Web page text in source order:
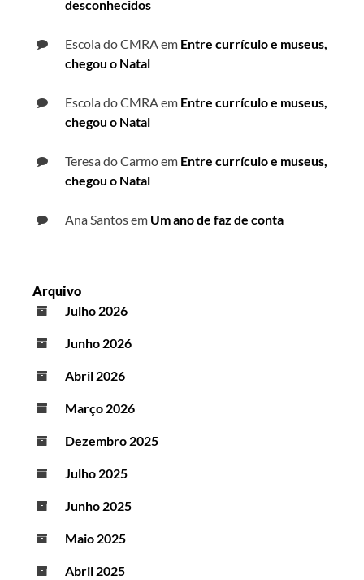
desconhecidos
Escola do CMRAem Entre currículo e museus,
chegou o Natal
Escola do CMRAem Entre currículo e museus,
chegou o Natal
Teresa do Carmoem Entre currículo e museus,
chegou o Natal
Ana Santosem Um ano de faz de conta
Arquivo
Julho 2026
Junho 2026
Abril 2026
Março 2026
Dezembro 2025
Julho 2025
Junho 2025
Maio 2025
Abril 2025